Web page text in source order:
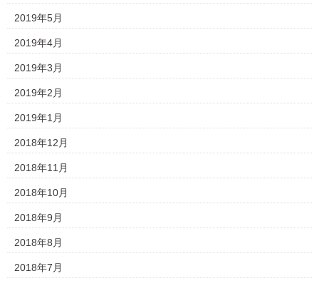
2019年5月
2019年4月
2019年3月
2019年2月
2019年1月
2018年12月
2018年11月
2018年10月
2018年9月
2018年8月
2018年7月